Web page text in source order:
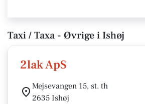
Taxi / Taxa - Øvrige i Ishøj
2lak ApS
Mejsevangen 15, st. th
2635 Ishøj